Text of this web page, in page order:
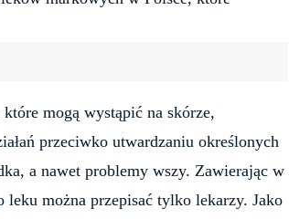
mogą wystąpić na skórze,
przeciwko utwardzaniu określonych
a nawet problemy wszy. Zawierając w
leku można przepisać tylko lekarzy. Jako